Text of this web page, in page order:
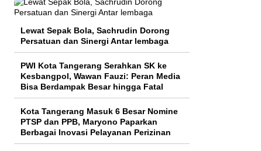
Lewat Sepak Bola, Sachrudin Dorong
Persatuan dan Sinergi Antar lembaga
PWI Kota Tangerang Serahkan SK ke
Kesbangpol, Wawan Fauzi: Peran Media
Bisa Berdampak Besar hingga Fatal
Kota Tangerang Masuk 6 Besar Nomine
PTSP dan PPB, Maryono Paparkan
Berbagai Inovasi Pelayanan Perizinan